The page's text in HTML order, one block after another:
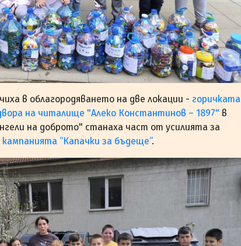
в облагородяването на две локации - горичката
на читалище "Алеко Константинов – 1897" в
на доброто" станаха част от усилията за
кампанията “Капачки за бъдеще”.